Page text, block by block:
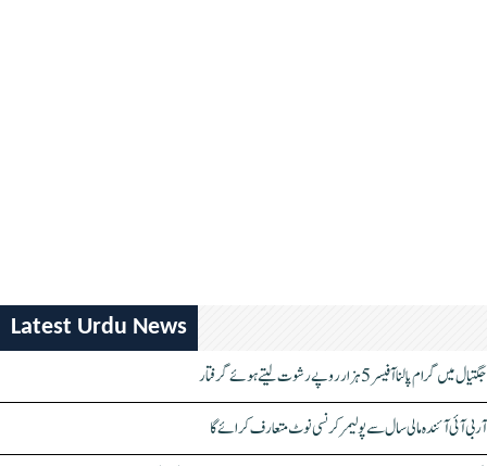
Latest Urdu News
جگتیال میں گرام پالنا آفیسر 5 ہزار روپے رشوت لیتے ہوئے گرفتار
آر بی آئی آئندہ مالی سال سے پولیمر کرنسی نوٹ متعارف کرائے گا